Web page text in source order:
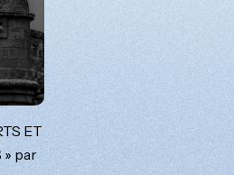
ET
» par